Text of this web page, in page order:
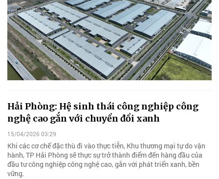
Hải Phòng: Hệ sinh thái công nghiệp công
nghệ cao gắn với chuyển đổi xanh
15/04/2026 03:29
Khi các cơ chế đặc thù đi vào thực tiễn, Khu thương mại tự do vận
hành, TP Hải Phòng sẽ thực sự trở thành điểm đến hàng đầu của
đầu tư công nghiệp công nghệ cao, gắn với phát triển xanh, bền
vững.